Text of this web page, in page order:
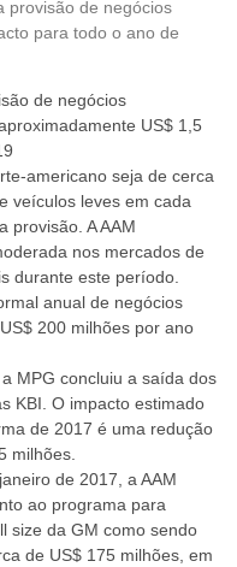
provisão de negócios
para todo o ano de
de negócios
US$ 1,5
americano seja de cerca
veículos leves em cada
provisão. A AAM
nos mercados de
durante este período.
anual de negócios
200 milhões por ano
MPG concluiu a saída dos
KBI. O impacto estimado
de 2017 é uma redução
milhões.
de 2017, a AAM
ao programa para
size da GM como sendo
de US$ 175 milhões, em